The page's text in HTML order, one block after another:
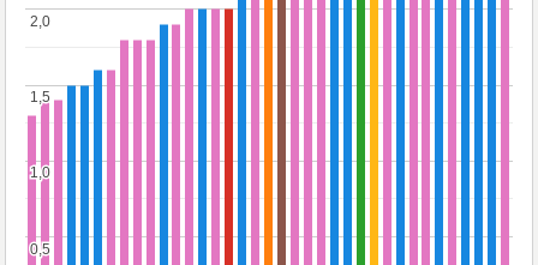
0,5
0,5
1,0
1,0
1,5
1,5
2,0
2,0